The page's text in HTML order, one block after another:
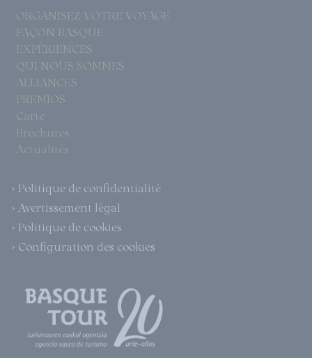
· ORGANISEZ VOTRE VOYAGE
· FAÇON BASQUE
· EXPÉRIENCES
· QUI NOUS SOMMES
· ALLIANCES
· PREMIOS
· Carte
· Brochures
· Actualités
> Politique de confidentialité
> Avertissement légal
> Politique de cookies
> Configuration des cookies